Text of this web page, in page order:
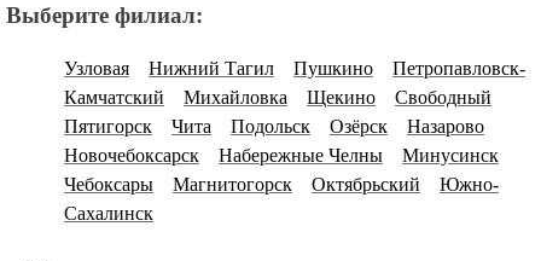
Выберите филиал:
Узловая Нижний Тагил Пушкино
Петропавловск-
Камчатский
Михайловка Щекино
Свободный
Пятигорск
Чита Подольск Озёрск
Назарово
Новочебоксарск
Набережные Челны
Минусинск
Чебоксары
Магнитогорск Октябрьский
Южно-
Сахалинск